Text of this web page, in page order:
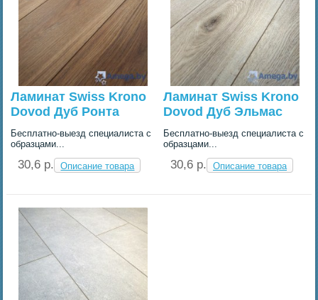
Ламинат Swiss Krono
Dovod Дуб Ронта
Бесплатно-выезд специалиста с
образцами...
30,6 p. Описание товара
Ламинат Swiss Krono
Dovod Дуб Эльмас
Бесплатно-выезд специалиста с
образцами...
30,6 p. Описание товара